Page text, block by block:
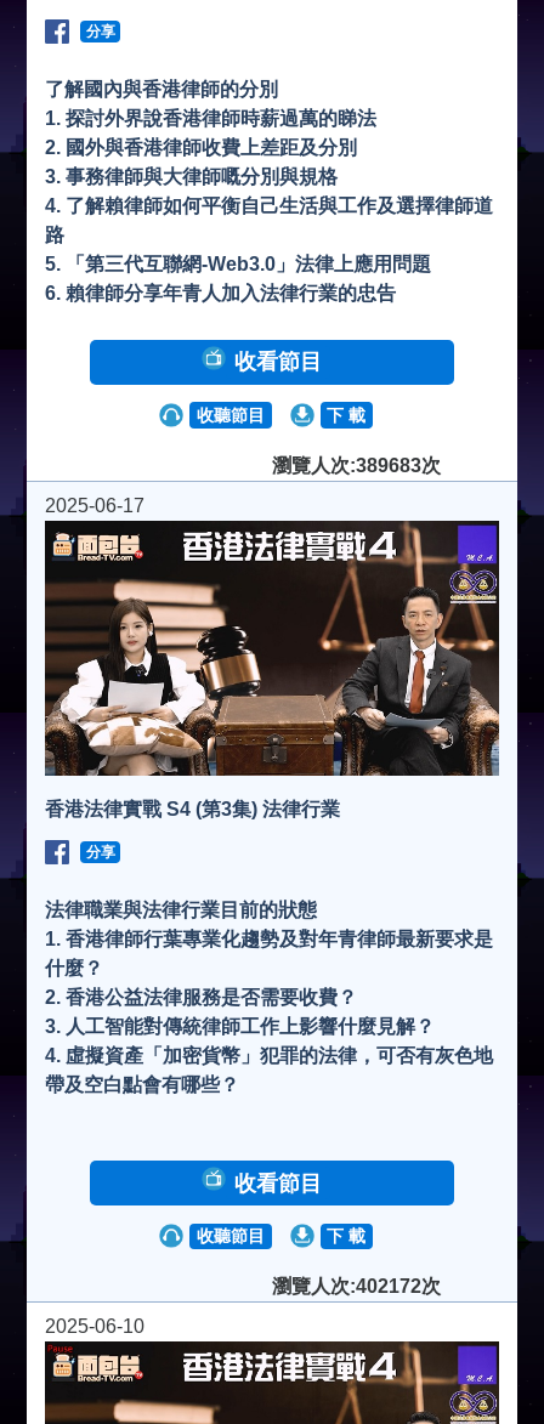
分享
了解國內與香港律師的分別
1. 探討外界說香港律師時薪過萬的睇法
2. 國外與香港律師收費上差距及分別
3. 事務律師與大律師嘅分別與規格
4. 了解賴律師如何平衡自己生活與工作及選擇律師道
路
5. 「第三代互聯網-Web3.0」法律上應用問題
6. 賴律師分享年青人加入法律行業的忠告
收看節目
收聽節目 下 載
瀏覽人次:389683次
2025-06-17
香港法律實戰 S4 (第3集) 法律行業
分享
法律職業與法律行業目前的狀態
1. 香港律師行葉專業化趨勢及對年青律師最新要求是
什麼？
2. 香港公益法律服務是否需要收費？
3. 人工智能對傳統律師工作上影響什麼見解？
4. 虛擬資產「加密貨幣」犯罪的法律，可否有灰色地
帶及空白點會有哪些？
收看節目
收聽節目 下 載
瀏覽人次:402172次
2025-06-10